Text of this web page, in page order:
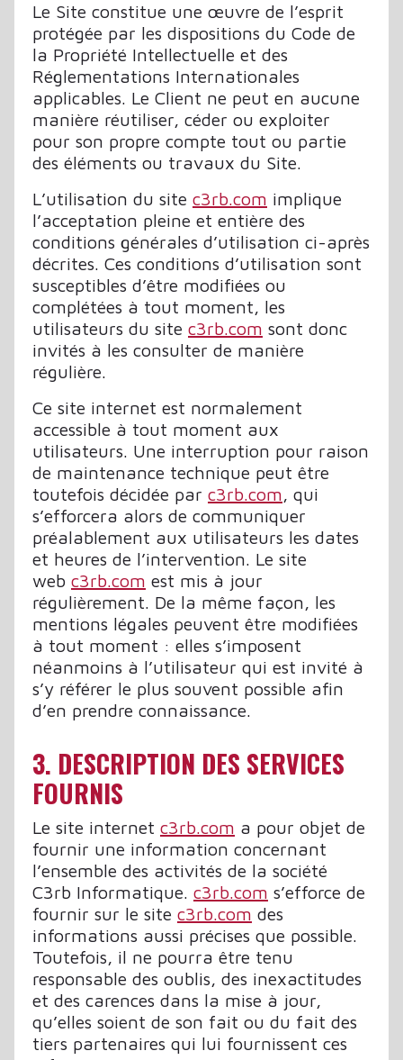
Le Site constitue une œuvre de l’esprit
protégée par les dispositions du Code de
la Propriété Intellectuelle et des
Réglementations Internationales
applicables. Le Client ne peut en aucune
manière réutiliser, céder ou exploiter
pour son propre compte tout ou partie
des éléments ou travaux du Site.
L’utilisation du site c3rb.com implique
l’acceptation pleine et entière des
conditions générales d’utilisation ci-après
décrites. Ces conditions d’utilisation sont
susceptibles d’être modifiées ou
complétées à tout moment, les
utilisateurs du site c3rb.com sont donc
invités à les consulter de manière
régulière.
Ce site internet est normalement
accessible à tout moment aux
utilisateurs. Une interruption pour raison
de maintenance technique peut être
toutefois décidée par c3rb.com, qui
s’efforcera alors de communiquer
préalablement aux utilisateurs les dates
et heures de l’intervention. Le site
web c3rb.com est mis à jour
régulièrement. De la même façon, les
mentions légales peuvent être modifiées
à tout moment : elles s’imposent
néanmoins à l’utilisateur qui est invité à
s’y référer le plus souvent possible afin
d’en prendre connaissance.
3. DESCRIPTION DES SERVICES
FOURNIS
Le site internet c3rb.com a pour objet de
fournir une information concernant
l’ensemble des activités de la société
C3rb Informatique. c3rb.com s’efforce de
fournir sur le site c3rb.com des
informations aussi précises que possible.
Toutefois, il ne pourra être tenu
responsable des oublis, des inexactitudes
et des carences dans la mise à jour,
qu’elles soient de son fait ou du fait des
tiers partenaires qui lui fournissent ces